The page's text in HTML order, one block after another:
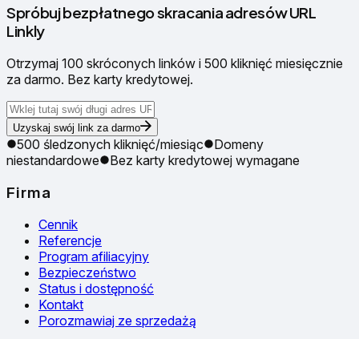
Spróbuj bezpłatnego skracania adresów URL
Linkly
Otrzymaj 100 skróconych linków i 500 kliknięć miesięcznie
za darmo. Bez karty kredytowej.
Uzyskaj swój link za darmo
500 śledzonych kliknięć/miesiąc
Domeny
niestandardowe
Bez karty kredytowej wymagane
Firma
Cennik
Referencje
Program afiliacyjny
Bezpieczeństwo
Status i dostępność
Kontakt
Porozmawiaj ze sprzedażą